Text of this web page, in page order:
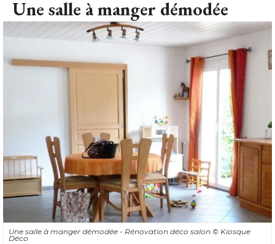
Une salle à manger démodée
Une salle à manger démodée - Rénovation déco salon © Kiosque
Déco